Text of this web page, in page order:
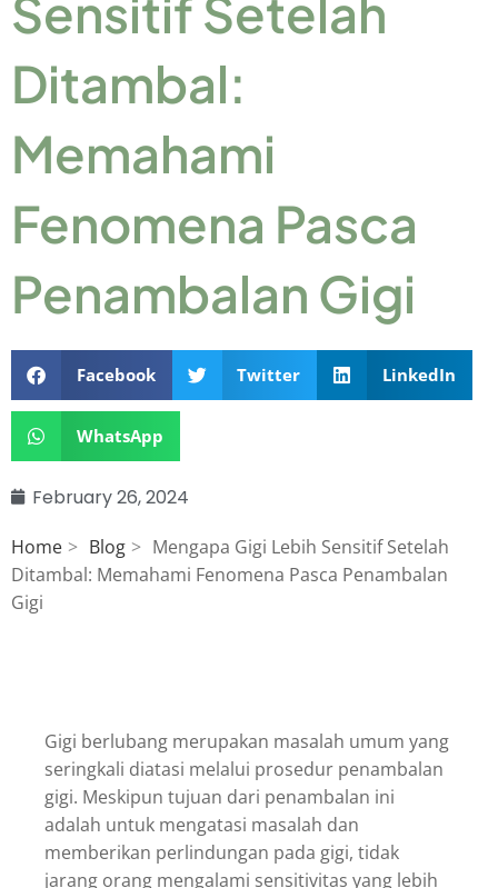
Ditambal:
Memahami
Fenomena Pasca
Penambalan Gigi
Facebook Twitter LinkedIn
WhatsApp
February 26, 2024
Home Blog
Mengapa Gigi Lebih Sensitif Setelah
Ditambal: Memahami Fenomena Pasca Penambalan
Gigi
Gigi berlubang merupakan masalah umum yang
seringkali diatasi melalui prosedur penambalan
gigi. Meskipun tujuan dari penambalan ini
adalah untuk mengatasi masalah dan
memberikan perlindungan pada gigi, tidak
jarang orang mengalami sensitivitas yang lebih